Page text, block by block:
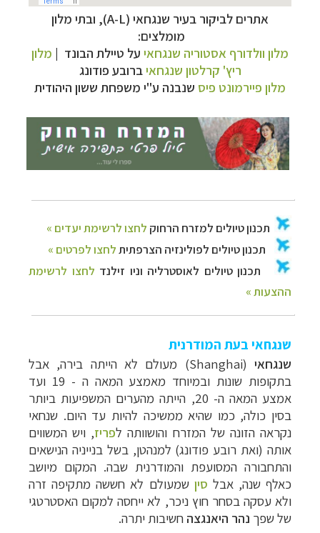
אתרים לביקור בעיר שנגחאי (A-L), ובתי מלון
מומלצים:
מלון וולדורף אסטוריה שנגחאי על טיילת הבונד | מלון
ריץ' קרלטון שנגחאיברובע פודונג
מלון פיירמונט פיס שנבנה ע"י משפחת ששון היהודית
תכנוןטיולים למזרח הרחוק לחצו לרשימת יעדים »
טיולים לפולינזיה הצרפתית
תכנוןטיולים לאוסטרליה וניו זילנד לחצו לרשימת
ההצעות »
שנגחאי בעת המודרנית
שנגחאי (
Shanghai) מעולם לא הייתה בירה, אבל
בתקופות שונות ובמיוחד מאמצע המאה ה - 19 ועד
אמצע המאה ה- 20, הייתה מהערים המשפיעות ביותר
בסין כולה, כמו שהיא ממשיכה להיות עד היום. שנחאי
נקראה הזונה של המזרח והושוותה לפריז, ויש המשווים
אותה (ואת רובע פודונג) למנהטן, בשל בנייניה הנישאים
והתחבורה המסועפת והמודרנית שבה. המקום מיושב
כאלף שנה, אבל סיןשמעולם לא חששה מתקיפה זרה
ולא עסקה בסחר חוץ ניכר, לא ייחסה למקום האסטרטגי
של שפך נהר היאנגצה חשיבות יתרה.